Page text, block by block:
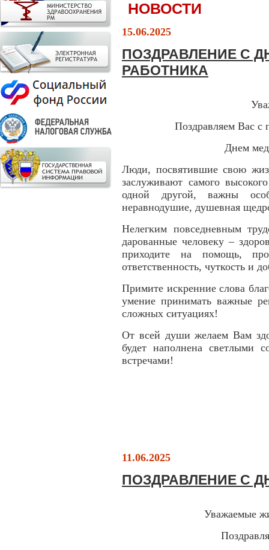
НОВОСТИ
15.06.2025
ПОЗДРАВЛЕНИЕ С
РАБОТНИКА
Поздравляем Вас с
Днем
Люди, посвятившие свою
заслуживают самого
одной другой, важны
неравнодушие, душевная
Нелегким повседневным
дарованные человеку –
приходите на помощь,
ответственность, чуткость и
Примите искренние слова
умение принимать важные
сложных ситуациях!
От всей души желаем Вам
будет наполнена светлыми
встречами!
11.06.2025
ПОЗДРАВЛЕНИЕ С
Уважаемые